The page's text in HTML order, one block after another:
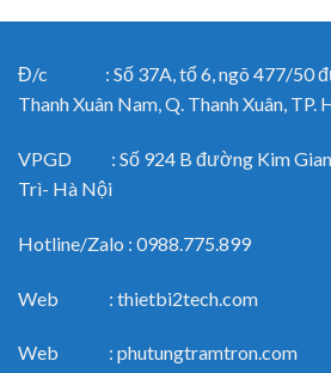
Đ/c : Số 37A, tổ 6, ngõ 477/50
Thanh Xuân Nam, Q. Thanh Xuân, TP.
VPGD : Số 924 B đường Kim
Trì- Hà Nội
Hotline/Zalo : 0988.775.899
Web : thietbi2tech.com
Web : phutungtramtron.com